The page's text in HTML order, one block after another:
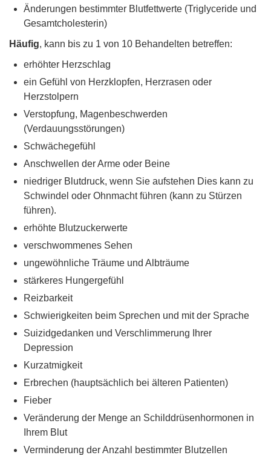
Änderungen bestimmter Blutfettwerte (Triglyceride und
Gesamtcholesterin)
Häufig, kann bis zu 1 von 10 Behandelten betreffen:
erhöhter Herzschlag
ein Gefühl von Herzklopfen, Herzrasen oder
Herzstolpern
Verstopfung, Magenbeschwerden
(Verdauungsstörungen)
Schwächegefühl
Anschwellen der Arme oder Beine
niedriger Blutdruck, wenn Sie aufstehen Dies kann zu
Schwindel oder Ohnmacht führen (kann zu Stürzen
führen).
erhöhte Blutzuckerwerte
verschwommenes Sehen
ungewöhnliche Träume und Albträume
stärkeres Hungergefühl
Reizbarkeit
Schwierigkeiten beim Sprechen und mit der Sprache
Suizidgedanken und Verschlimmerung Ihrer
Depression
Kurzatmigkeit
Erbrechen (hauptsächlich bei älteren Patienten)
Fieber
Veränderung der Menge an Schilddrüsenhormonen in
Ihrem Blut
Verminderung der Anzahl bestimmter Blutzellen